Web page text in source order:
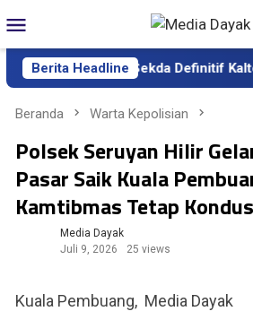
ke
kontenMobile
Berita Headline
sebagai Sekda Definitif
Beranda Warta Kepolisian
Polsek Seruyan Hilir
Pasar Saik Kuala
Kamtibmas Tetap
Media Dayak
Juli 9, 2026
25 views
Kuala Pembuang, Media Dayak